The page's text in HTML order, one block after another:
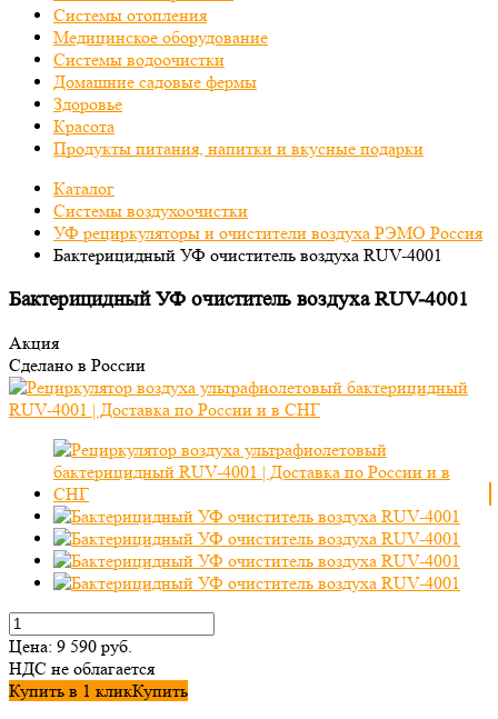
Системы отопления
Медицинское оборудование
Системы водоочистки
Домашние садовые фермы
Здоровье
Красота
Продукты питания, напитки и вкусные подарки
Каталог
Системы воздухоочистки
УФ рециркуляторы и очистители воздуха РЭМО Россия
Бактерицидный УФ очиститель воздуха RUV-4001
Бактерицидный УФ очиститель воздуха RUV-4001
Акция
Сделано в России
Цена: 9 590 руб.
НДС не облагается
Купить в 1 кликКупить